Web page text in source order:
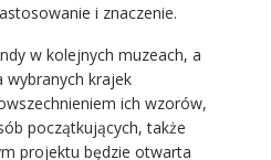
i znaczenie.
w kolejnych muzeach, a
krajek
ich wzorów,
początkujących, także
projektu będzie otwarta